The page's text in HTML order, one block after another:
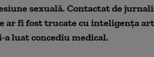
sexuală. Contactat de
ar fi fost trucate cu inteligența
a luat concediu medical.